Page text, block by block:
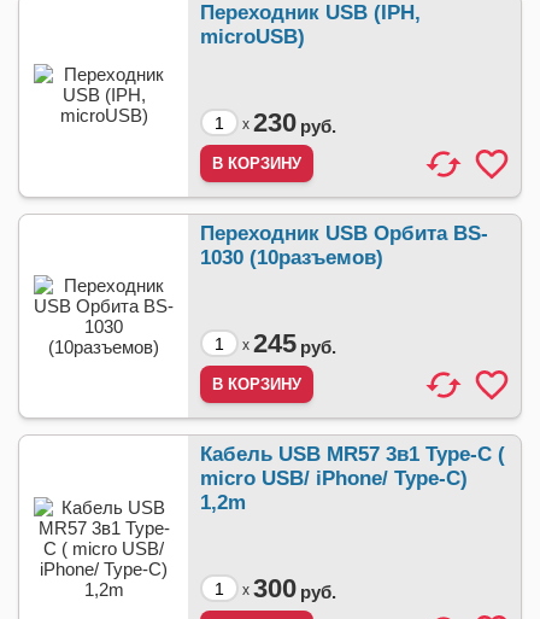
Переходник USB (IPH,
microUSB)
x 230 руб.
Переходник USB Орбита BS-
1030 (10разъемов)
x 245 руб.
Кабель USB MR57 3в1 Type-C (
micro USB/ iPhone/ Type-C)
1,2m
x 300 руб.